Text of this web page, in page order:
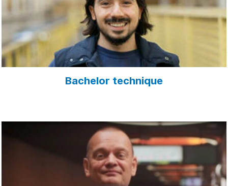
Bachelor technique